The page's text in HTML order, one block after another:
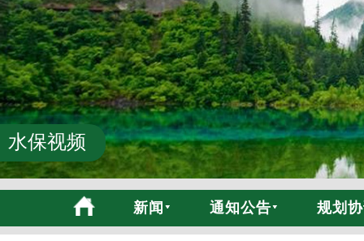
水保视频
新闻 通知公告 规划